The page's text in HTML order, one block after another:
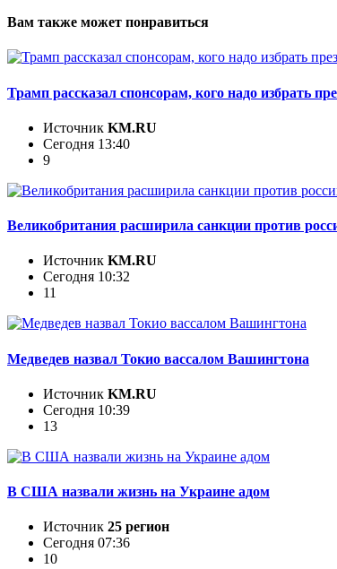
Вам также может понравиться
Трамп рассказал спонсорам, кого надо избрать
Источник KM.RU
Сегодня 13:40
9
Великобритания расширила санкции против
Источник KM.RU
Сегодня 10:32
11
Медведев назвал Токио вассалом Вашингтона
Источник KM.RU
Сегодня 10:39
13
В США назвали жизнь на Украине адом
Источник 25 регион
Сегодня 07:36
10